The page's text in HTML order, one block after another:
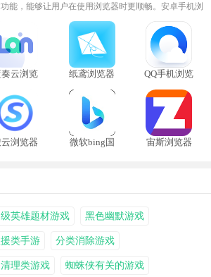
能，能够让用户在使用浏览器时更顺畅。安卓手机浏
了智能翻译及无痕模式等，能够更安全地保护用户的
风险。好用的浏览器能够优化用户日常的上网体验与
云浏览
纸鸢浏览器
QQ手机浏览
浏览器
微软bing国
宙斯浏览器
英雄题材游戏 黑色幽默游戏
类手游 分类消除游戏
清理类游戏 蜘蛛侠有关的游戏